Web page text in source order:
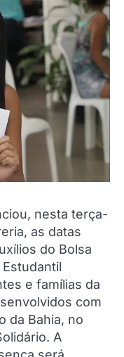
nesta terça-
as datas
do Bolsa
e famílias da
com
da Bahia, no
A